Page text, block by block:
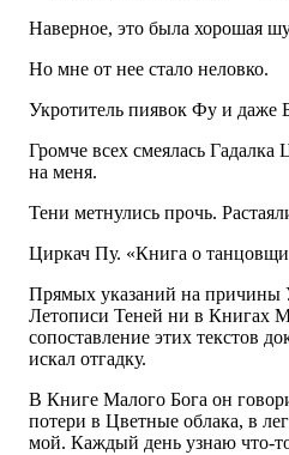
Наверное, это была хорошая
Но мне от нее стало неловко.
Укротитель пиявок Фу и даже
Громче всех смеялась Гадалка
на меня.
Тени метнулись прочь.
Циркач Пу. «Книга о
Прямых указаний на причины
Летописи Теней ни в Книгах
сопоставление этих текстов
искал отгадку.
В Книге Малого Бога он
потери в Цветные облака, в
мой. Каждый день узнаю что-